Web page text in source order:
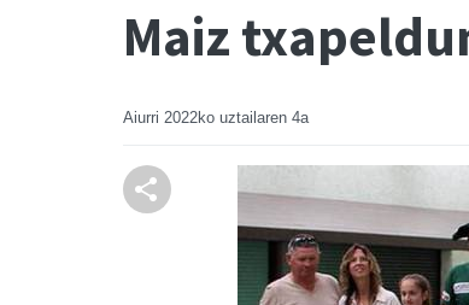
Maiz
Aiurri 2022ko uztailaren 4a